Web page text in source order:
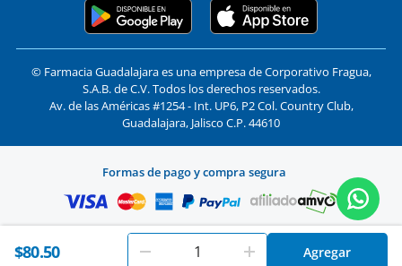
$80.50 Agregar
© Farmacia Guadalajara es una empresa de Corporativo Fragua,
S.A.B. de C.V. Todos los derechos reservados.
Av. de las Américas #1254 - Int. UP6, P2 Col. Country Club,
Guadalajara, Jalisco C.P. 44610
Formas de pago y compra segura
EnFarmacias Guadalajara
utilizamos cookies. Al utilizar
este sitio, aceptas nuestros
términos y condiciones Aceptar